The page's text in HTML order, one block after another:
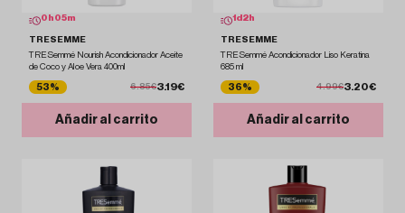
0 h 05m
TRESEMME
TRESemmé Nourish Acondicionador Aceite
de Coco y Aloe Vera 400ml
53% 6.85€3.19€
Añadir al carrito
1 d 2 h
TRESEMME
TRESemmé Acondicionador Liso Keratina
685 ml
36% 4.99€3.20€
Añadir al carrito